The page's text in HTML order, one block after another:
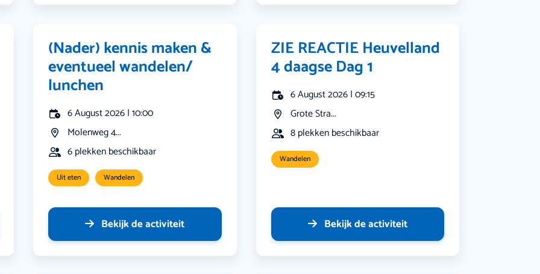
(Nader) kennis maken &
eventueel wandelen/
lunchen
6 August 2026 | 10:00
Molenweg 4...
6 plekken beschikbaar
Uit eten Wandelen
Bekijk de activiteit
ZIE REACTIE Heuvelland
4 daagse Dag 1
6 August 2026 | 09:15
Grote Stra...
8 plekken beschikbaar
Wandelen
Bekijk de activiteit